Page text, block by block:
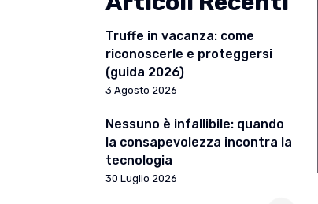
Truffe in vacanza: come
riconoscerle e proteggersi
(guida 2026)
3 Agosto 2026
Nessuno è infallibile: quando
la consapevolezza incontra la
tecnologia
30 Luglio 2026